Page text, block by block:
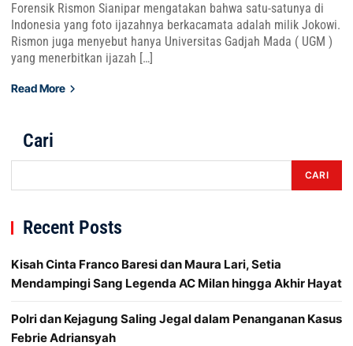
Forensik Rismon Sianipar mengatakan bahwa satu-satunya di
Indonesia yang foto ijazahnya berkacamata adalah milik Jokowi.
Rismon juga menyebut hanya Universitas Gadjah Mada ( UGM )
yang menerbitkan ijazah […]
Read More
Cari
CARI
Recent Posts
Kisah Cinta Franco Baresi dan Maura Lari, Setia
Mendampingi Sang Legenda AC Milan hingga Akhir Hayat
Polri dan Kejagung Saling Jegal dalam Penanganan Kasus
Febrie Adriansyah